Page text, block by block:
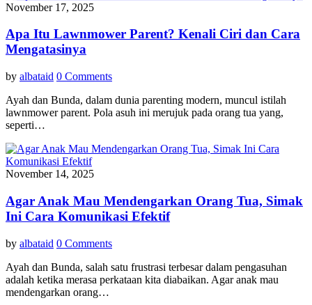
November 17, 2025
Apa Itu Lawnmower Parent? Kenali Ciri dan Cara
Mengatasinya
by albataid 0 Comments
Ayah dan Bunda, dalam dunia parenting modern, muncul istilah
lawnmower parent. Pola asuh ini merujuk pada orang tua yang,
seperti…
November 14, 2025
Agar Anak Mau Mendengarkan Orang Tua, Simak
Ini Cara Komunikasi Efektif
by albataid 0 Comments
Ayah dan Bunda, salah satu frustrasi terbesar dalam pengasuhan
adalah ketika merasa perkataan kita diabaikan. Agar anak mau
mendengarkan orang…